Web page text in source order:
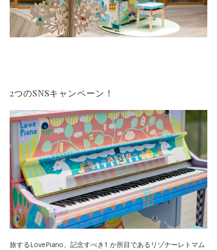
2つのSNSキャンペーン！
旅するLovePiano、記念すべき1 か所目であるリゾナーレトマム